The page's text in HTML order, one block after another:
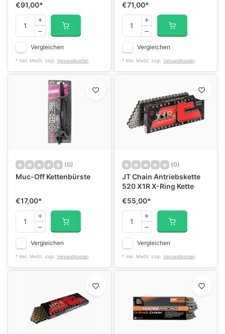
€91,00*
Vergleichen
* Inkl. MwSt. zzgl. Versandkosten
€71,00*
Vergleichen
* Inkl. MwSt. zzgl. Versandkosten
(0)
Muc-Off Kettenbürste
€17,00*
Vergleichen
* Inkl. MwSt. zzgl. Versandkosten
(0)
JT Chain Antriebskette
520 X1R X-Ring Kette
€55,00*
Vergleichen
* Inkl. MwSt. zzgl. Versandkosten